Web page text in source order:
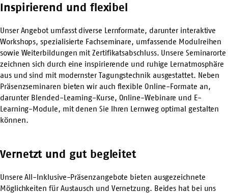
Inspirierend und flexibel
Unser Angebot umfasst diverse Lernformate, darunter interaktive
Workshops, spezialisierte Fachseminare, umfassende Modulreihen
sowie Weiterbildungen mit Zertifikatsabschluss. Unsere Seminarorte
zeichnen sich durch eine inspirierende und ruhige Lernatmosphäre
aus und sind mit modernster Tagungstechnik ausgestattet. Neben
Präsenzseminaren bieten wir auch flexible Online-Formate an,
darunter Blended-Learning-Kurse, Online-Webinare und E-
Learning-Module, mit denen Sie Ihren Lernweg optimal gestalten
können.
Vernetzt und gut begleitet
Unsere All-Inklusive-Präsenzangebote bieten ausgezeichnete
Möglichkeiten für Austausch und Vernetzung. Beides hat bei uns